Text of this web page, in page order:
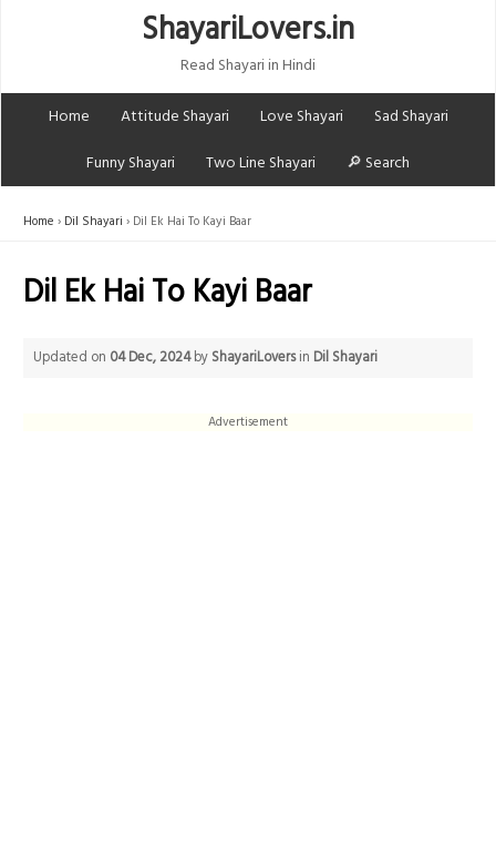
ShayariLovers.in
Read Shayari in Hindi
Home
Attitude Shayari Love Shayari
Sad Shayari
Funny Shayari
Two Line Shayari 🔎 Search
Home Dil Shayari Dil Ek Hai To Kayi Baar
Dil Ek Hai To Kayi Baar
Updated on 04 Dec, 2024by ShayariLoversin Dil Shayari
Advertisement